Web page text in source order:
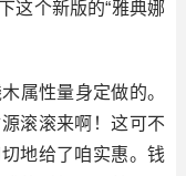
这个新版的“雅典娜
属性量身定做的。
滚滚来啊！这可不
地给了咱实惠。钱